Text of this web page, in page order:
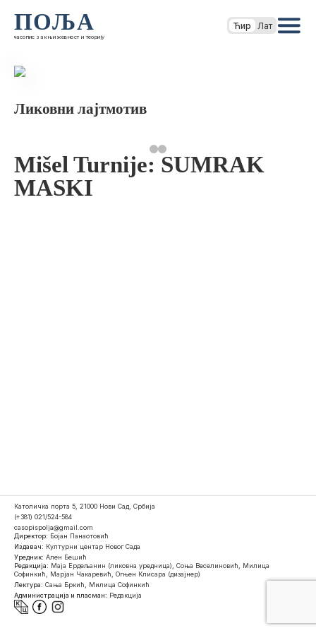
ПОЉА
часопис за књижевност и теорију
Ћир Лат
Ликовни лајтмотив
Mišel Turnije: SUMRAK
MASKI
Католичка порта 5, 21000 Нови Сад, Србија
(+381) 021/524-584
casopispolja@gmail.com
Директор: Бојан Панаотовић
Издавач: Културни центар Новог Сада
Уредник: Ален Бешић
Редакција: Маја Ердељанин (ликовна уредница), Соња Веселиновић, Милица
Софинкић, Марјан Чакаревић, Огњен Клисара (дизајнер)
Лектура: Сања Бркић, Милица Софинкић
Администрација и пласман: Редакција